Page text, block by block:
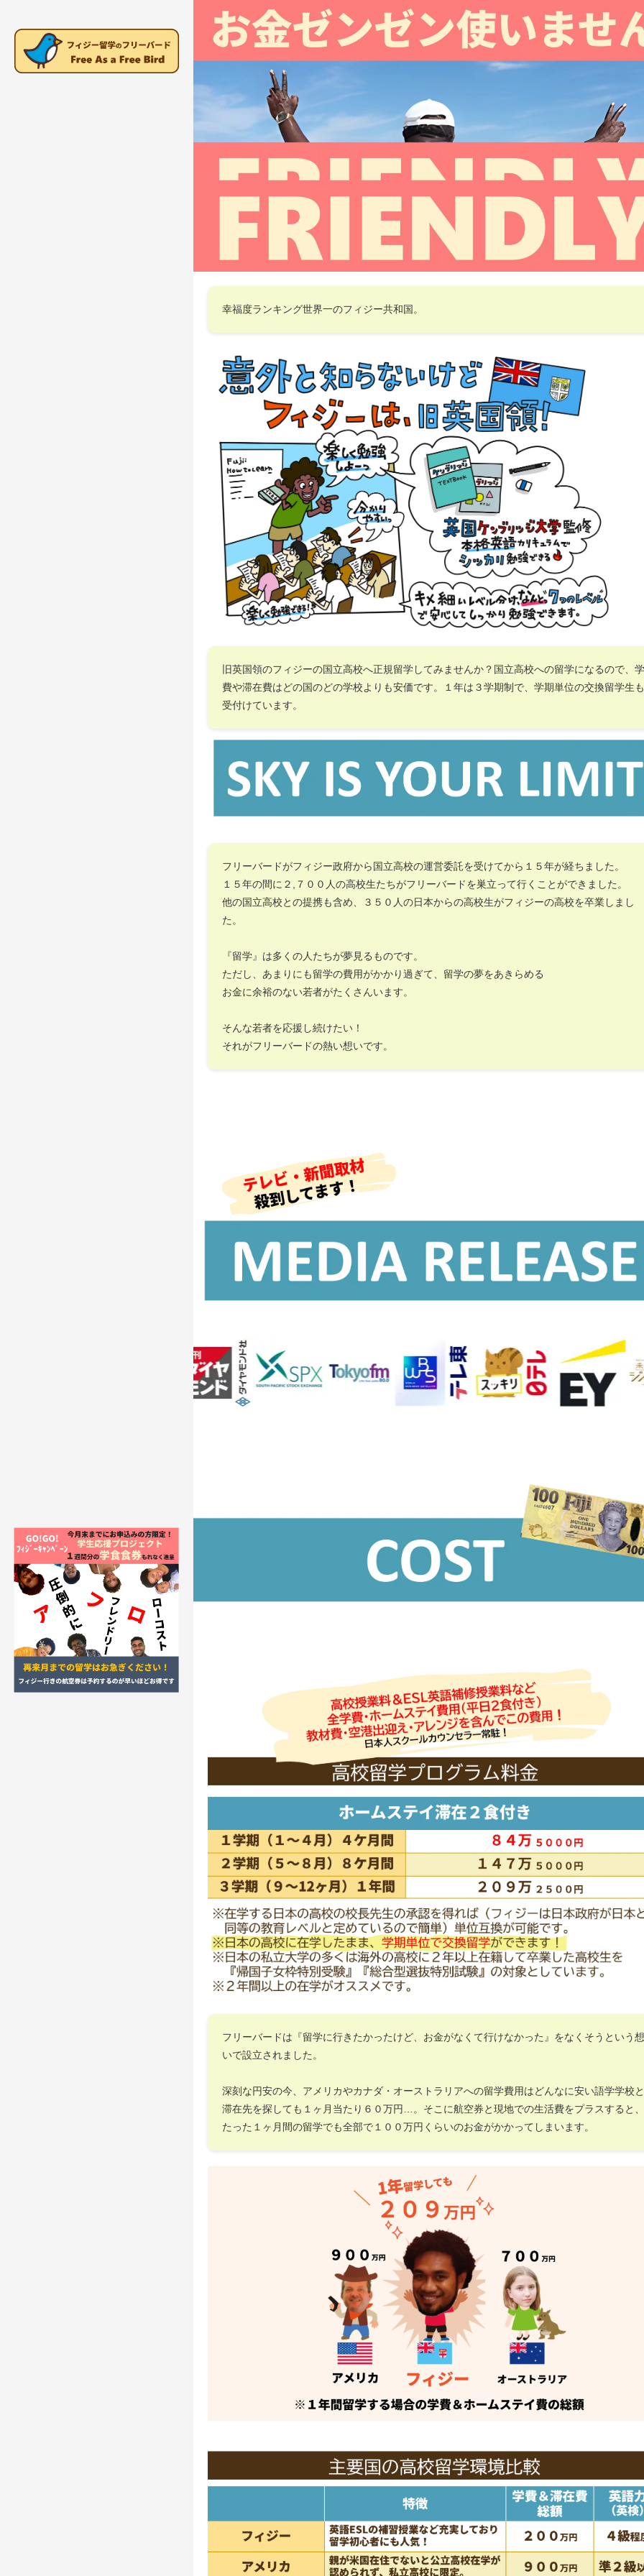
幸福度ランキング世界一のフィジー共和国。
旧英国領のフィジーの国立高校へ正規留学してみませんか？国立高校への留学になるので、学
費や滞在費はどの国のどの学校よりも安価です。１年は３学期制で、学期単位の交換留学生も
受付けています。
フリーバードがフィジー政府から国立高校の運営委託を受けてから１５年が経ちました。
１５年の間に２,７００人の高校生たちがフリーバードを巣立って行くことができました。
他の国立高校との提携も含め、３５０人の日本からの高校生がフィジーの高校を卒業しまし
た。
『留学』は多くの人たちが夢見るものです。
ただし、あまりにも留学の費用がかかり過ぎて、留学の夢をあきらめる
お金に余裕のない若者がたくさんいます。
そんな若者を応援し続けたい！
それがフリーバードの熱い想いです。
フリーバードは『留学に行きたかったけど、お金がなくて行けなかった』をなくそうという想
いで設立されました。
深刻な円安の今、アメリカやカナダ・オーストラリアへの留学費用はどんなに安い語学学校と
滞在先を探しても１ヶ月当たり６０万円…。そこに航空券と現地での生活費をプラスすると、
たった１ヶ月間の留学でも全部で１００万円くらいのお金がかかってしまいます。